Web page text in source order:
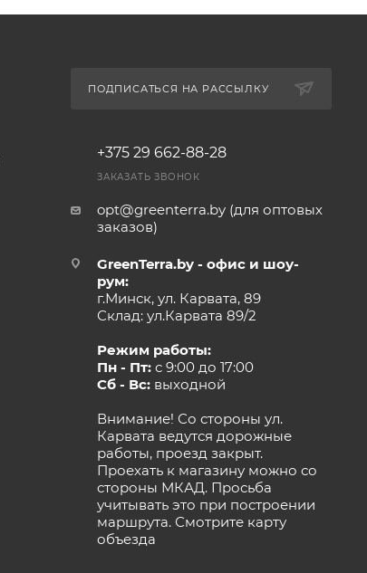
ПОДПИСАТЬСЯ НА РАССЫЛКУ
+375 29 662-88-28
ЗАКАЗАТЬ ЗВОНОК
opt@greenterra.by (для оптовых
заказов)
GreenTerra.by - офис и шоу-
рум:
г.Минск, ул. Карвата, 89
Склад: ул.Карвата 89/2
Режим работы:
Пн - Пт:с 9:00 до 17:00
Сб - Вс:выходной
Внимание! Со стороны ул.
Карвата ведутся дорожные
работы, проезд закрыт.
Проехать к магазину можно со
стороны МКАД. Просьба
учитывать это при построении
маршрута. Смотрите карту
объезда